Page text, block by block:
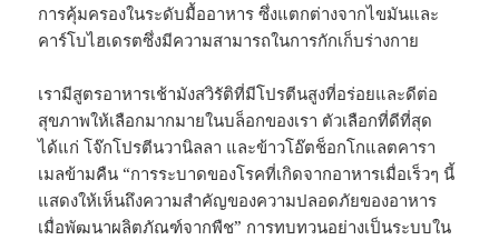
การคุ้มครองในระดับมื้ออาหาร ซึ่งแตกต่างจากไขมันและ
คาร์โบไฮเดรตซึ่งมีความสามารถในการกักเก็บร่างกาย
เรามีสูตรอาหารเช้ามังสวิรัติที่มีโปรตีนสูงที่อร่อยและดีต่อ
สุขภาพให้เลือกมากมายในบล็อกของเรา ตัวเลือกที่ดีที่สุด
ได้แก่ โจ๊กโปรตีนวานิลลา และข้าวโอ๊ตช็อกโกแลตคารา
เมลข้ามคืน “การระบาดของโรคที่เกิดจากอาหารเมื่อเร็วๆ นี้
แสดงให้เห็นถึงความสำคัญของความปลอดภัยของอาหาร
เมื่อพัฒนาผลิตภัณฑ์จากพืช” การทบทวนอย่างเป็นระบบใน